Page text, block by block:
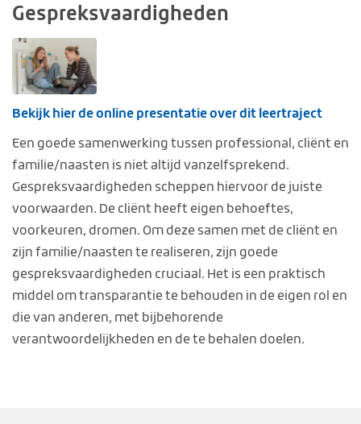
Gespreksvaardigheden
Bekijk hier de online presentatie over dit leertraject
Een goede samenwerking tussen professional, cliënt en
familie/naasten is niet altijd vanzelfsprekend.
Gespreksvaardigheden scheppen hiervoor de juiste
voorwaarden. De cliënt heeft eigen behoeftes,
voorkeuren, dromen. Om deze samen met de cliënt en
zijn familie/naasten te realiseren, zijn goede
gespreksvaardigheden cruciaal. Het is een praktisch
middel om transparantie te behouden in de eigen rol en
die van anderen, met bijbehorende
verantwoordelijkheden en de te behalen doelen.